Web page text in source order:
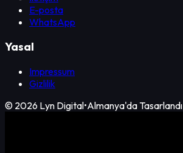
E-posta
WhatsApp
Yasal
Impressum
Gizlilik
© 2026 Lyn Digital•Almanya'da Tasarlandı